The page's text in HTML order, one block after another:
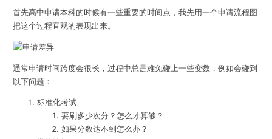
首先高中申请本科的时候有一些重要的时间点， 我先用一个申请流程图
把这个过程直观的表现出来。
通常申请时间跨度会很长，过程中总是难免碰上一些变数，例如会碰到
以下问题：
标准化考试
要刷多少次分？怎么才算够？
如果分数达不到怎么办？